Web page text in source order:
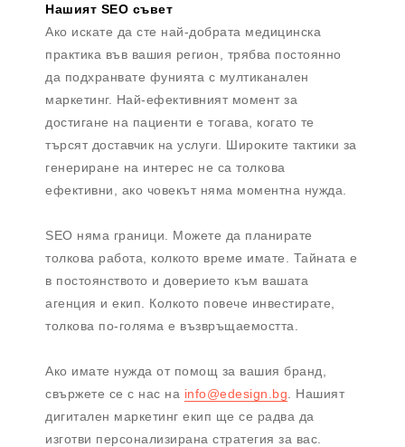
Нашият SEO съвет
Ако искате да сте най-добрата медицинска
практика във вашия регион, трябва постоянно
да подхранвате фунията с мултиканален
маркетинг. Най-ефективният момент за
достигане на пациенти е тогава, когато те
търсят доставчик на услуги. Широките тактики за
генериране на интерес не са толкова
ефективни, ако човекът няма моментна нужда.
SEO няма граници. Можете да планирате
толкова работа, колкото време имате. Тайната е
в постоянството и доверието към вашата
агенция и екип. Колкото повече инвестирате,
толкова по-голяма е възвръщаемостта.
Ако имате нужда от помощ за вашия бранд,
свържете се с нас на info@edesign.bg . Нашият
дигитален маркетинг екип ще се радва да
изготви персонализирана стратегия за вас.